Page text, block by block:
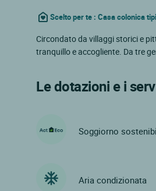
Scelto per te : Casa colonica
Circondato da villaggi storici e
tranquillo e accogliente. Da tre
Le dotazioni e i
Soggiorno
Aria condizionata